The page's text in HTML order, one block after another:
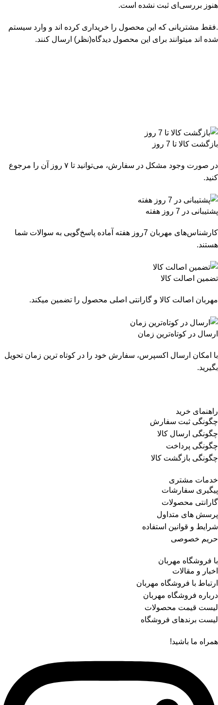
هنوز بررسی‌ای ثبت نشده است.
.فقط مشتریانی که این محصول را خریداری کرده اند و وارد سیستم
شده اند میتوانند برای این محصول دیدگاه(نظر) ارسال کنند.
بازگشت کالا تا 7 روز
در صورت وجود مشکل در سفارش، می‌توانید تا ۷ روز آن را مرجوع
کنید.
پشتیبانی در 7 روز هفته
کارشناس‌های مهربان 7روز هفته آماده پاسخ‌گویی به سوالات شما
هستند.
تضمین اصالت کالا
مهربان اصالت کالا و گارانتی اصلی محصول را تضمین میکند.
ارسال در کوتاه‌ترین زمان
با امکان ارسال اکسپرس، سفارش خود را در کوتاه ترین زمان تحویل
بگیرید.
راهنمای خرید
چگونگی ثبت سفارش
چگونگی ارسال کالا
چگونگی پرداخت
چگونگی بازگشت کالا
خدمات مشتری
پیگیری سفارشات
گارانتی محصولات
پرسش های متداول
شرایط و قوانین استفاده
حریم خصوصی
با فروشگاه مهربان
اخبار و مقالات
ارتباط با فروشگاه مهربان
درباره فروشگاه مهربان
لیست قیمت محصولات
لیست برندهای فروشگاه
همراه ما باشید!